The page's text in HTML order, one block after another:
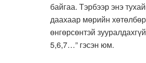
байгаа. Тэрбээр энэ
даахаар мөрийн
өнгөрсөнтэй
5,6,7…” гэсэн юм.